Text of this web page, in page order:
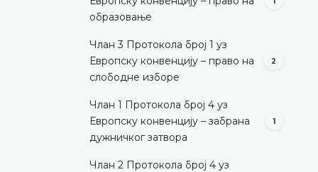
образовање
Члан 3 Протокола број 1 уз
Европску конвенцију – право на
слободне изборе
2
Члан 1 Протокола број 4 уз
Европску конвенцију – забрана
дужничког затвора
1
Члан 2 Протокола број 4 уз